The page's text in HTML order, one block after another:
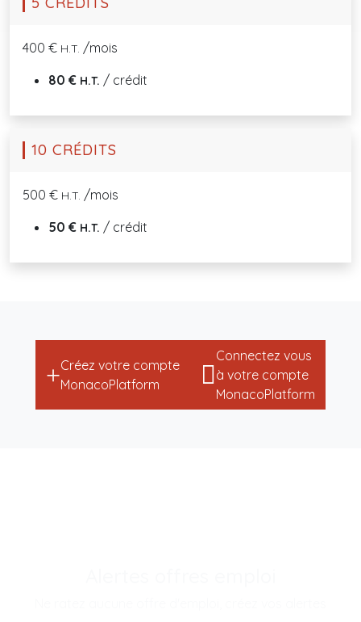
400 € H.T. /mois
80 € H.T. / crédit
10 CRÉDITS
500 € H.T. /mois
50 € H.T. / crédit
Créez votre compte
MonacoPlatform
Connectez vous
à votre compte
MonacoPlatform